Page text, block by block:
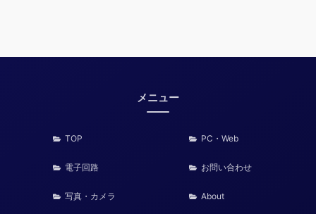
メニュー
TOP
電子回路
写真・カメラ
PC・Web
お問い合わせ
About